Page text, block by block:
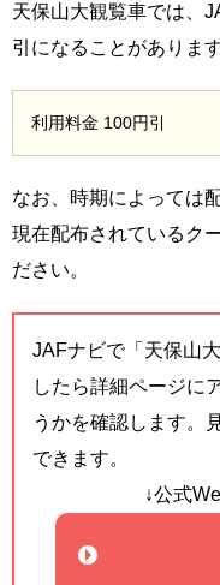
天保山大観覧車では、
引になることがあります
利用料金 100円引
なお、時期によっては
現在配布されているク
ださい。
JAFナビで「天保山
したら詳細ページに
うかを確認します。
できます。
↓公式